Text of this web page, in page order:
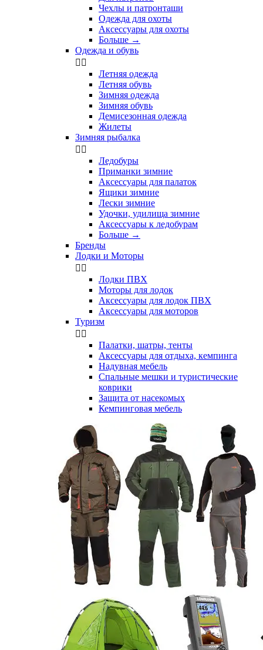
Чехлы и патронташи
Одежда для охоты
Аксессуары для охоты
Больше →
Одежда и обувь
 
Летняя одежда
Летняя обувь
Зимняя одежда
Зимняя обувь
Демисезонная одежда
Жилеты
Зимняя рыбалка
 
Ледобуры
Приманки зимние
Аксессуары для палаток
Ящики зимние
Лески зимние
Удочки, удилища зимние
Аксессуары к ледобурам
Больше →
Бренды
Лодки и Моторы
 
Лодки ПВХ
Моторы для лодок
Аксессуары для лодок ПВХ
Аксессуары для моторов
Туризм
 
Палатки, шатры, тенты
Аксессуары для отдыха, кемпинга
Надувная мебель
Спальные мешки и туристические
коврики
Защита от насекомых
Кемпинговая мебель